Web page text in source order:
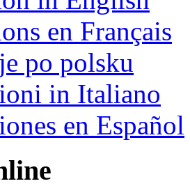
en Français
po polsku
in Italiano
en Español